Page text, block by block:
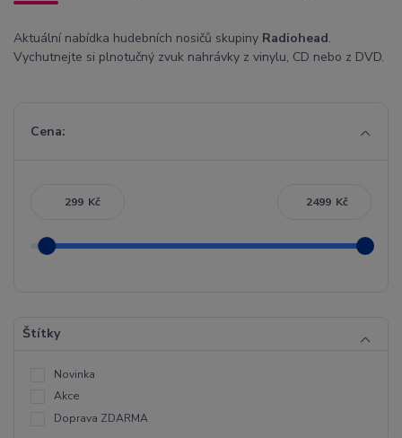
Aktuální nabídka hudebních nosičů skupiny Radiohead.
Vychutnejte si plnotučný zvuk nahrávky z vinylu, CD nebo z DVD.
Cena:
Kč Kč
Štítky
Novinka
Akce
Doprava ZDARMA